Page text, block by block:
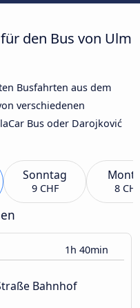
den Bus von Ulm
Busfahrten aus dem
verschiedenen
Bus oder Darojković
Sonntag
9 CHF 8
1h 40min
Bahnhof